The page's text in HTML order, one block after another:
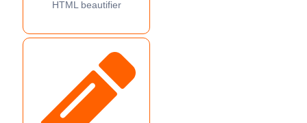
HTML beautifier